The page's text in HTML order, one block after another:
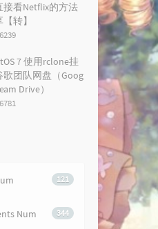
接看Netflix的方法
转】
:
7 使用rclone挂
歌团队网盘（Goog
Drive）
121
344
Num